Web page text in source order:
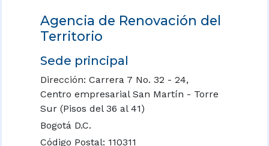
Agencia de Renovación del
Territorio
Sede principal
Dirección: Carrera 7 No. 32 - 24,
Centro empresarial San Martín - Torre
Sur (Pisos del 36 al 41)
Bogotá D.C.
Código Postal: 110311